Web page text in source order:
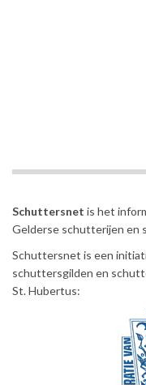
Schuttersnet is het
Gelderse schutterijen en
Schuttersnet is een
schuttersgilden en
St. Hubertus: